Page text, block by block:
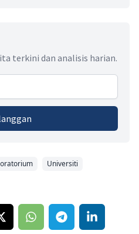
terkini dan analisis harian.
Universiti